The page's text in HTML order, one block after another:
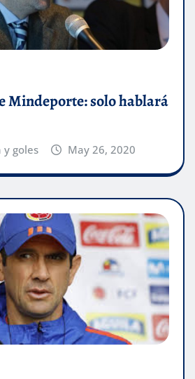
Mindeporte: solo hablará
y goles May 26, 2020